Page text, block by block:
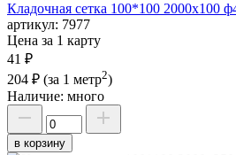
Кладочная сетка 100*100 2000х100
артикул: 7977
Цена за 1 карту
41 ₽
204 ₽ (за 1 метр2)
Наличие: много
в корзину